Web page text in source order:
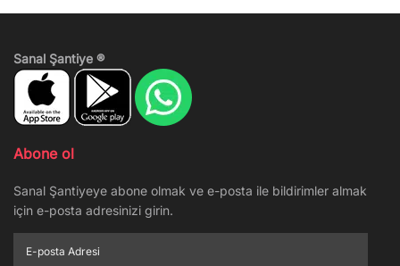
Sanal Şantiye ®
Abone ol
Sanal Şantiyeye abone olmak ve e-posta ile bildirimler almak
için e-posta adresinizi girin.
posta